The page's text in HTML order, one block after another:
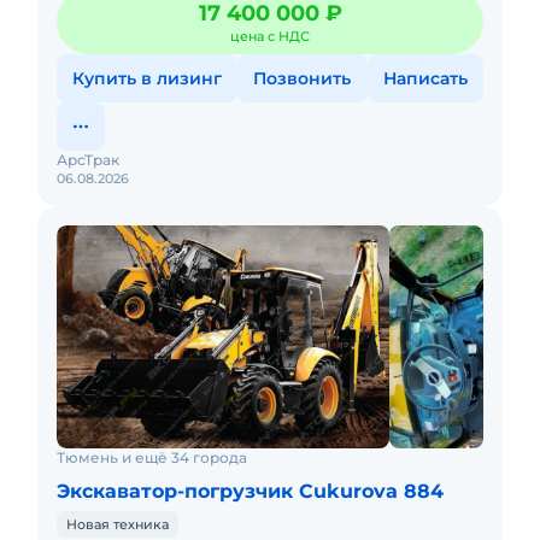
полуавтоматическаяМосты ЈС
17 400 000 ₽
цена с НДС
Купить в лизинг Позвонить Написать
06.08.2026
АрсТрак
Тюмень и ещё 34 города
Экскаватор-погрузчик Cukurova 884
Новая техника